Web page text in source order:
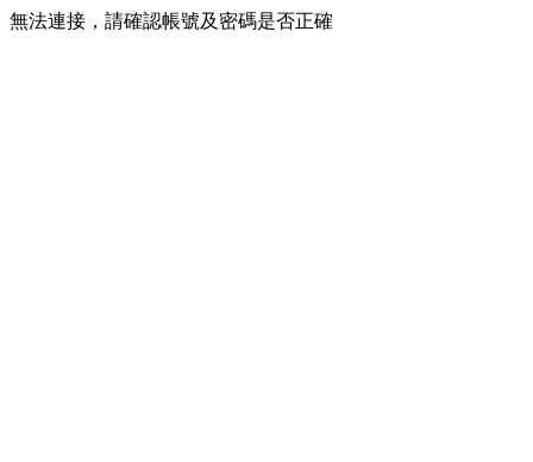
無法連接，請確認帳號及密碼是否正確